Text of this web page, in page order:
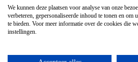
We kunnen deze plaatsen voor analyse van onze
verbeteren, gepersonaliseerde inhoud te tonen en om
te bieden. Voor meer informatie over de cookies die
instellingen.
08:30 - 18:00
Za:
08:30 - 16:00